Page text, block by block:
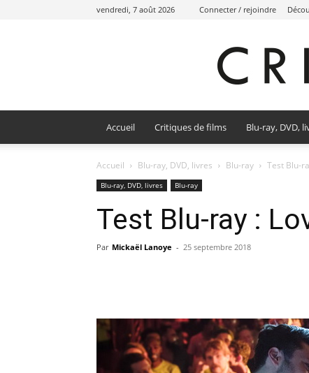
vendredi, 7 août 2026 Connecter / rejoindre
Accueil Critiques de films Blu-ray, DVD,
Accueil Blu-ray, DVD, livres Blu-ray Test Blu-
Blu-ray, DVD, livres Blu-ray
Test Blu-ray :
Par Mickaël Lanoye - 25 septembre 2018